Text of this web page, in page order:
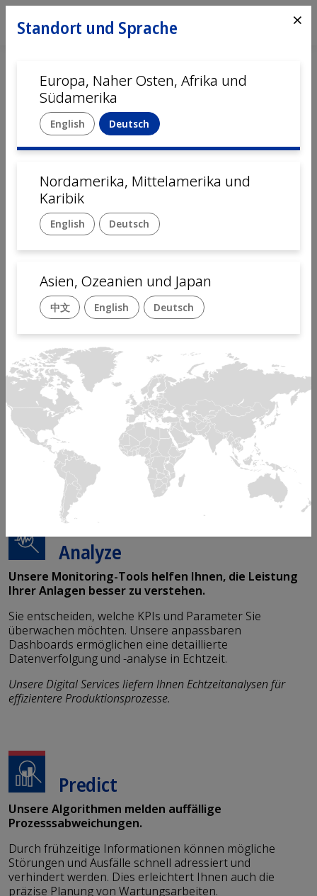
Startseite Automation Services
Digital Services
Daten­überwachung und umfassende
Analysen jederzeit und überall
verfügbar
Unsere digitalen Lösungen identifizieren
Arbeitsprozesse, die unnötige Kosten im
Automatisierungsprozess verursachen.
Sie helfen Ihnen, die Leistung Ihrer Produktionsanlagen
besser zu verstehen, um die Verfügbarkeit und
Produktivität Ihrer Fertigungslinien zu erhöhen.
Analyze
Unsere Monitoring-Tools helfen Ihnen, die Leistung
Ihrer Anlagen besser zu verstehen.
Sie entscheiden, welche KPIs und Parameter Sie
überwachen möchten. Unsere anpassbaren
Dashboards ermöglichen eine detaillierte
Datenverfolgung und -analyse in Echtzeit.
Unsere Digital Services liefern Ihnen Echtzeitanalysen für
effizientere Produktionsprozesse.
Predict
Unsere Algorithmen melden auffällige
Prozesssabweichungen.
Durch frühzeitige Informationen können mögliche
Störungen und Ausfälle schnell adressiert und
verhindert werden. Dies erleichtert Ihnen auch die
präzise Planung von Wartungsarbeiten.
Standort und Sprache ⨯
Europa, Naher Osten, Afrika und
Südamerika
English Deutsch
Nordamerika, Mittelamerika und
Karibik
English Deutsch
Asien, Ozeanien und Japan
中文 English Deutsch